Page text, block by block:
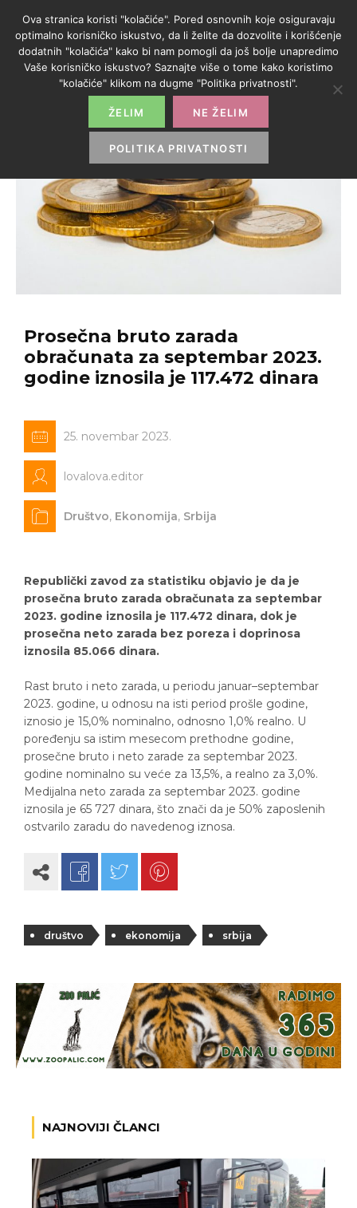
Prosečna bruto zarada
obračunata za septembar 2023.
godine iznosila je 117.472 dinara
25. novembar 2023.
lovalova.editor
Društvo, Ekonomija, Srbija
Republički zavod za statistiku objavio je da je
prosečna bruto zarada obračunata za septembar
2023. godine iznosila je 117.472 dinara, dok je
prosečna neto zarada bez poreza i doprinosa
iznosila 85.066 dinara.
Rast bruto i neto zarada, u periodu januar–septembar
2023. godine, u odnosu na isti period prošle godine,
iznosio je 15,0% nominalno, odnosno 1,0% realno. U
poređenju sa istim mesecom prethodne godine,
prosečne bruto i neto zarade za septembar 2023.
godine nominalno su veće za 13,5%, a realno za 3,0%.
Medijalna neto zarada za septembar 2023. godine
iznosila je 65 727 dinara, što znači da je 50% zaposlenih
ostvarilo zaradu do navedenog iznosa.
društvo ekonomija srbija
NAJNOVIJI ČLANCI
Ova stranica koristi "kolačiće". Pored osnovnih koje osiguravaju
optimalno korisničko iskustvo, da li želite da dozvolite i korišćenje
dodatnih "kolačića" kako bi nam pomogli da još bolje unapredimo
Vaše korisničko iskustvo? Saznajte više o tome kako koristimo
"kolačiće" klikom na dugme "Politika privatnosti".
ŽELIM NE ŽELIM
POLITIKA PRIVATNOSTI